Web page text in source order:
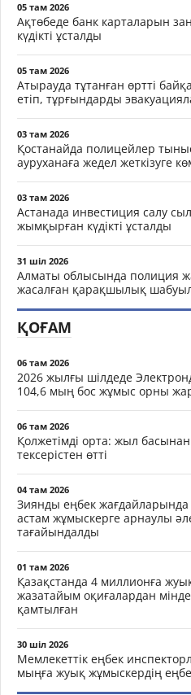
05 там 2026
Ақтөбеде банк карталарын
күдікті ұсталды
05 там 2026
Атырауда тұтанған өртті
етіп, тұрғындарды
03 там 2026
Қостанайда полицейлер
ауруханаға жедел жеткізуге
03 там 2026
Астанада инвестиция салу
жымқырған күдікті ұсталды
31 шіл 2026
Алматы облысында полиция
жасалған қарақшылық
ҚОҒАМ
06 там 2026
2026 жылғы шілдеде
104,6 мың бос жұмыс орны
06 там 2026
Қолжетімді орта: жыл
тексерістен өтті
04 там 2026
Зиянды еңбек
астам жұмыскерге арнаулы
тағайындалды
01 там 2026
Қазақстанда 4 миллионға
жазатайым оқиғалардан
қамтылған
30 шіл 2026
Мемлекеттік еңбек
мыңға жуық жұмыскердің